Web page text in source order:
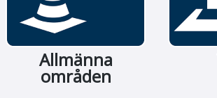
Allmänna
områden